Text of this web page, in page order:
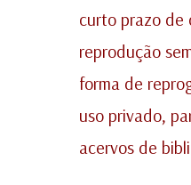
curto prazo de
reprodução
forma de
uso privado,
acervos de